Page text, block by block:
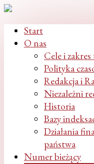
Start
O nas
Cele i
Polityka
Redakcja i
Niezależni
Historia
Bazy
Działania
państwa
Numer bieżący